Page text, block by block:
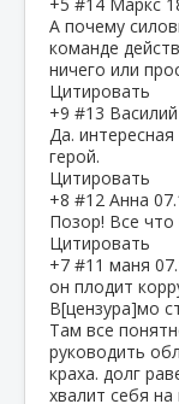
А почему
команде
ничего или
Цитировать
+9 #13 Василий
Да.
герой.
Цитировать
+8 #12 Анна
Позор! Все
Цитировать
+7 #11 маня
он плодит
В[цензура]мо
Там все
руководить
краха. долг
хвалит себя на